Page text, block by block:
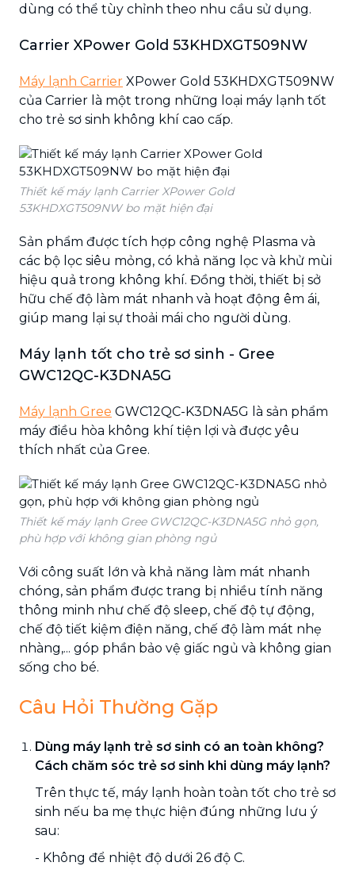
dùng có thể tùy chỉnh theo nhu cầu sử dụng.
Carrier XPower Gold 53KHDXGT509NW
Máy lạnh Carrier XPower Gold 53KHDXGT509NW
của Carrier là một trong những loại máy lạnh tốt
cho trẻ sơ sinh không khí cao cấp.
Thiết kế máy lạnh Carrier XPower Gold
53KHDXGT509NW bo mặt hiện đại
Sản phẩm được tích hợp công nghệ Plasma và
các bộ lọc siêu mỏng, có khả năng lọc và khử mùi
hiệu quả trong không khí. Đồng thời, thiết bị sở
hữu chế độ làm mát nhanh và hoạt động êm ái,
giúp mang lại sự thoải mái cho người dùng.
Máy lạnh tốt cho trẻ sơ sinh - Gree
GWC12QC-K3DNA5G
Máy lạnh Gree GWC12QC-K3DNA5G là sản phẩm
máy điều hòa không khí tiện lợi và được yêu
thích nhất của Gree.
Thiết kế máy lạnh Gree GWC12QC-K3DNA5G nhỏ gọn,
phù hợp với không gian phòng ngủ
Với công suất lớn và khả năng làm mát nhanh
chóng, sản phẩm được trang bị nhiều tính năng
thông minh như chế độ sleep, chế độ tự động,
chế độ tiết kiệm điện năng, chế độ làm mát nhẹ
nhàng,... góp phần bảo vệ giấc ngủ và không gian
sống cho bé.
Câu Hỏi Thường Gặp
Dùng máy lạnh trẻ sơ sinh có an toàn không?
Cách chăm sóc trẻ sơ sinh khi dùng máy lạnh?
Trên thực tế, máy lạnh hoàn toàn tốt cho trẻ sơ
sinh nếu ba mẹ thực hiện đúng những lưu ý
sau:
- Không để nhiệt độ dưới 26 độ C.